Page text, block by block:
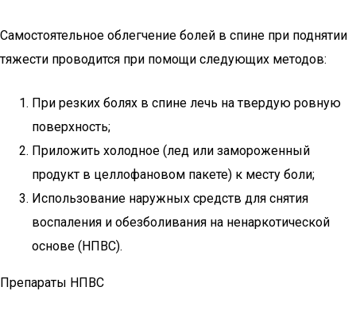
Самостоятельное облегчение болей в спине при поднятии
тяжести проводится при помощи следующих методов:
При резких болях в спине лечь на твердую ровную
поверхность;
Приложить холодное (лед или замороженный
продукт в целлофановом пакете) к месту боли;
Использование наружных средств для снятия
воспаления и обезболивания на ненаркотической
основе (НПВС).
Препараты НПВС